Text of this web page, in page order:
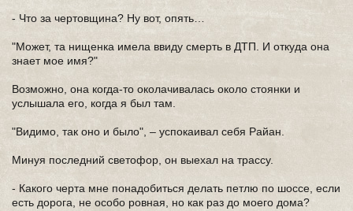
- Что за чертовщина? Ну вот, опять…
"Может, та нищенка имела ввиду смерть в ДТП. И откуда она
знает мое имя?"
Возможно, она когда-то околачивалась около стоянки и
услышала его, когда я был там.
"Видимо, так оно и было", – успокаивал себя Райан.
Минуя последний светофор, он выехал на трассу.
- Какого черта мне понадобиться делать петлю по шоссе, если
есть дорога, не особо ровная, но как раз до моего дома?